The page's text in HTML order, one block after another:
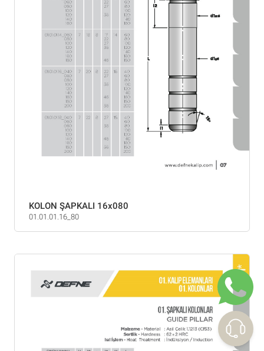
KOLON ŞAPKALI 16x080
01.01.01.16_80